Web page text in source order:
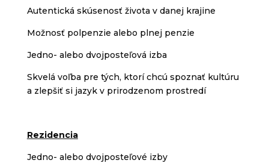
Autentická skúsenosť života v danej krajine
Možnosť polpenzie alebo plnej penzie
Jedno- alebo dvojposteľová izba
Skvelá voľba pre tých, ktorí chcú spoznať kultúru
a zlepšiť si jazyk v prirodzenom prostredí
Rezidencia
Jedno- alebo dvojposteľové izby